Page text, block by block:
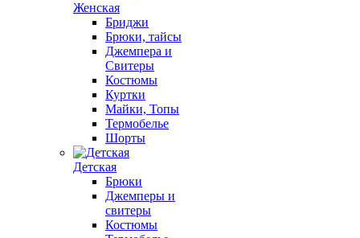
Женская
Бриджи
Брюки, тайсы
Джемпера и
Свитеры
Костюмы
Куртки
Майки, Топы
Термобелье
Шорты
Детская
Брюки
Джемперы и
свитеры
Костюмы